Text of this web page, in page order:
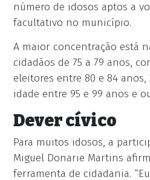
número de idosos aptos a
facultativo no município.
A maior concentração está
cidadãos de 75 a 79 anos,
eleitores entre 80 e 84 anos,
idade entre 95 e 99 anos e
Dever cívico
Para muitos idosos, a
Miguel Donarie Martins
ferramenta de cidadania.